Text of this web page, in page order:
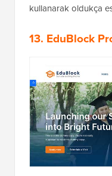
kullanarak oldukça
13. EduBlock